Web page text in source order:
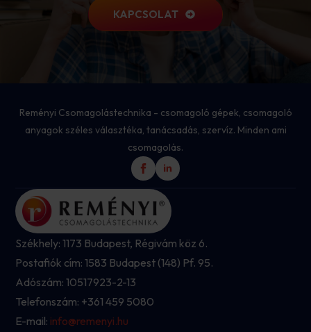
KAPCSOLAT
Reményi Csomagolástechnika - csomagoló gépek, csomagoló
anyagok széles választéka, tanácsadás, szervíz. Minden ami
csomagolás.
Székhely: 1173 Budapest, Régivám köz 6.
Postafiók cím: 1583 Budapest (148) Pf. 95.
Adószám: 10517923-2-13
Telefonszám: +361 459 5080
E-mail: info@remenyi.hu